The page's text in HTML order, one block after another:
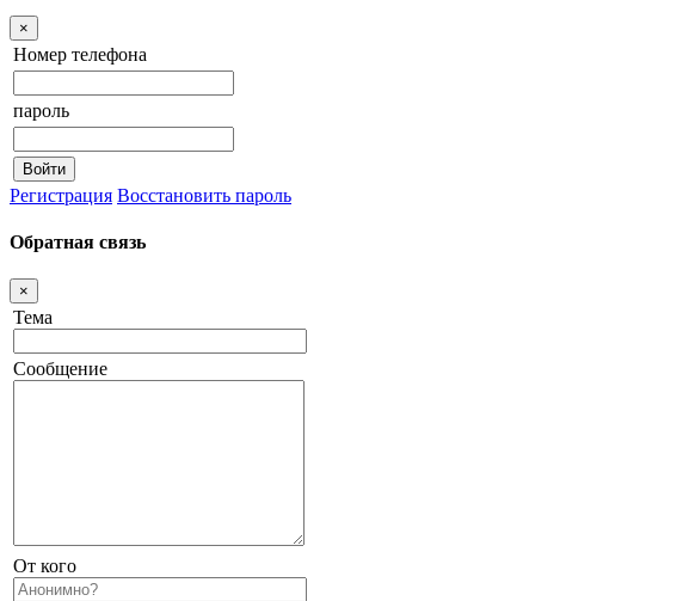
×
Номер телефона
пароль
Регистрация Восстановить пароль
Обратная связь
×
Тема
Сообщение
От кого